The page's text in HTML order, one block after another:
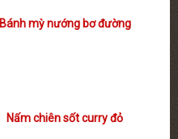
Bánh mỳ nướng bơ đường
Nấm chiên sốt curry đỏ